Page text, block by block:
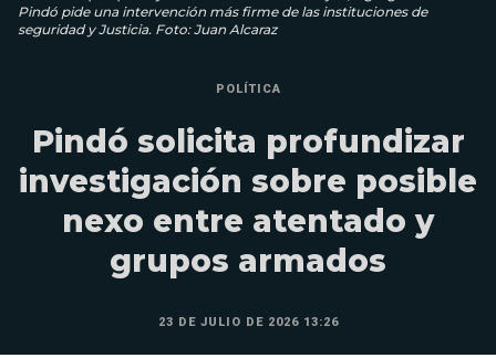
Pindó pide una intervención más firme de las instituciones de
seguridad y Justicia. Foto: Juan Alcaraz
POLÍTICA
Pindó solicita profundizar
investigación sobre posible
nexo entre atentado y
grupos armados
23 DE JULIO DE 2026 13:26